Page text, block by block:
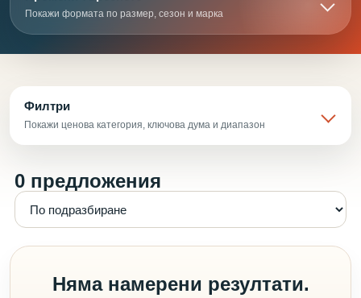
Покажи формата по размер, сезон и марка
Филтри
Покажи ценова категория, ключова дума и диапазон
0 предложения
Няма намерени резултати.